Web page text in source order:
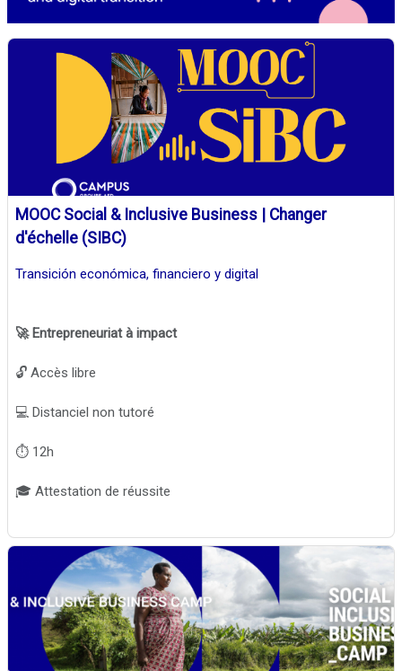
MOOC Social & Inclusive Business | Changer
d'échelle (SIBC)
Transición económica, financiero y digital
🚀 Entrepreneuriat à impact
🔓 Accès libre
💻 Distanciel non tutoré
⏱️ 12h
🎓 Attestation de réussite